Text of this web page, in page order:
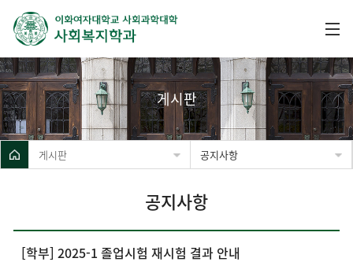
게시판
게시판 공지사항
공지사항
[학부] 2025-1 졸업시험 재시험 결과 안내